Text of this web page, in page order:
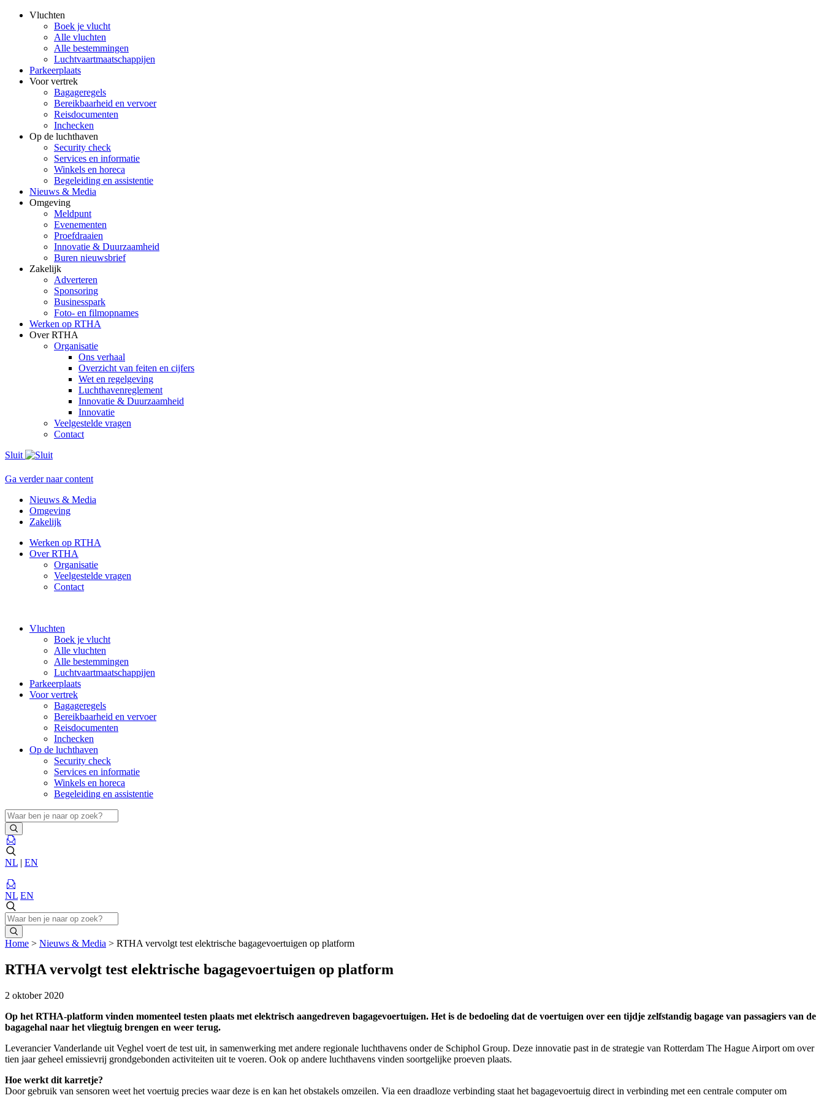
Vluchten
Boek je vlucht
Alle vluchten
Alle bestemmingen
Luchtvaartmaatschappijen
Parkeerplaats
Voor vertrek
Bagageregels
Bereikbaarheid en vervoer
Reisdocumenten
Inchecken
Op de luchthaven
Security check
Services en informatie
Winkels en horeca
Begeleiding en assistentie
Nieuws & Media
Omgeving
Meldpunt
Evenementen
Proefdraaien
Innovatie & Duurzaamheid
Buren nieuwsbrief
Zakelijk
Adverteren
Sponsoring
Businesspark
Foto- en filmopnames
Werken op RTHA
Over RTHA
Organisatie
Ons verhaal
Overzicht van feiten en cijfers
Wet en regelgeving
Luchthavenreglement
Innovatie & Duurzaamheid
Innovatie
Veelgestelde vragen
Contact
Sluit
Ga verder naar content
Nieuws & Media
Omgeving
Zakelijk
Werken op RTHA
Over RTHA
Organisatie
Veelgestelde vragen
Contact
Vluchten
Boek je vlucht
Alle vluchten
Alle bestemmingen
Luchtvaartmaatschappijen
Parkeerplaats
Voor vertrek
Bagageregels
Bereikbaarheid en vervoer
Reisdocumenten
Inchecken
Op de luchthaven
Security check
Services en informatie
Winkels en horeca
Begeleiding en assistentie
NL | EN
NL EN
Home > Nieuws & Media > RTHA vervolgt test elektrische bagagevoertuigen op platform
RTHA vervolgt test elektrische bagagevoertuigen op platform
2 oktober 2020
Op het RTHA-platform vinden momenteel testen plaats met elektrisch aangedreven bagagevoertuigen. Het is de bedoeling dat de voertuigen over een tijdje zelfstandig bagage van passagiers van de
bagagehal naar het vliegtuig brengen en weer terug.
Leverancier Vanderlande uit Veghel voert de test uit, in samenwerking met andere regionale luchthavens onder de Schiphol Group. Deze innovatie past in de strategie van Rotterdam The Hague Airport om over
tien jaar geheel emissievrij grondgebonden activiteiten uit te voeren. Ook op andere luchthavens vinden soortgelijke proeven plaats.
Hoe werkt dit karretje?
Door gebruik van sensoren weet het voertuig precies waar deze is en kan het obstakels omzeilen. Via een draadloze verbinding staat het bagagevoertuig direct in verbinding met een centrale computer om